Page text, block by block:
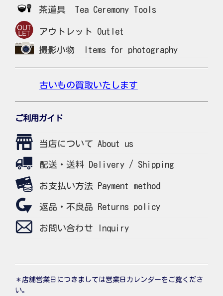
茶道具 Tea Ceremony Tools
アウトレット Outlet
撮影小物 Items for photography
古いもの買取いたします
ご利用ガイド
当店について About us
配送・送料 Delivery / Shipping
お支払い方法 Payment method
返品・不良品 Returns policy
お問い合わせ Inquiry
＊店舗営業日につきましては営業日カレンダーをご覧くださ
い。